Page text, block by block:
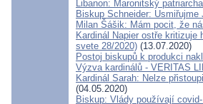
Libanon: Maronitský
Biskup Schneider:
Milan Šášik: Mám pocit, že
Kardinál Napier ostře
svete 28/2020) (13.07.2020)
Postoj biskupů k produkci
Výzva kardinálů - VERITAS
Kardinál Sarah: Nelze
(04.05.2020)
Biskup: Vlády používají